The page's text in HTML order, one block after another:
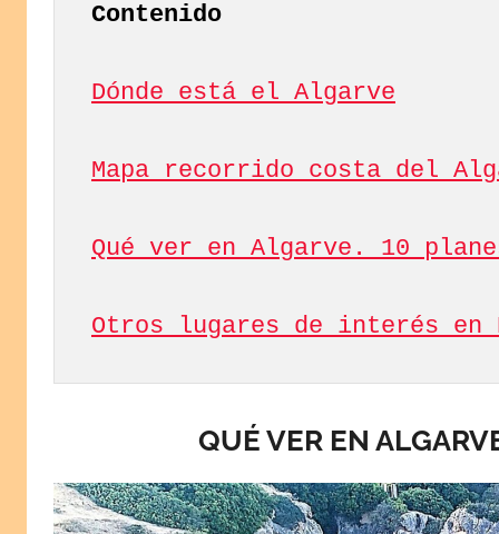
Contenido
Dónde está el Algarve
Qué ver en Algarve. 10
Otros lugares de interés en
QUÉ VER EN